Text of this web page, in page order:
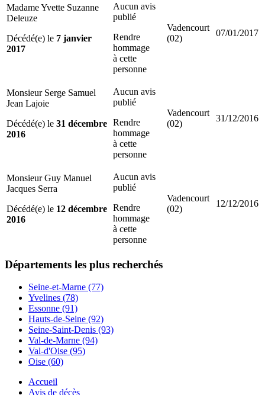
Madame Yvette Suzanne
Deleuze
Décédé(e) le 7 janvier
2017
Aucun avis
publié
Rendre
hommage
à cette
personne
Vadencourt
(02)
07/01/2017
Monsieur Serge Samuel
Jean Lajoie
Décédé(e) le 31 décembre
2016
Aucun avis
publié
Rendre
hommage
à cette
personne
Vadencourt
(02)
31/12/2016
Monsieur Guy Manuel
Jacques Serra
Décédé(e) le 12 décembre
2016
Aucun avis
publié
Rendre
hommage
à cette
personne
Vadencourt
(02)
12/12/2016
Départements les plus recherchés
Seine-et-Marne (77)
Yvelines (78)
Essonne (91)
Hauts-de-Seine (92)
Seine-Saint-Denis (93)
Val-de-Marne (94)
Val-d'Oise (95)
Oise (60)
Accueil
Avis de décès